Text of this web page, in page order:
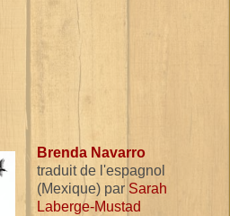
Brenda Navarro
traduit de l'espagnol
(Mexique) par Sarah
Laberge-Mustad